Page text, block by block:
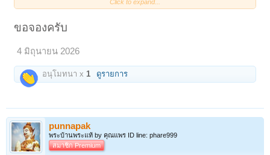
พระรอดมือโต ยุคต้น หลวงพ่อกวย วัดโฆ
พระเนื้อดิน หลวงพ่อท่านใช้มวลสาร
วิเศษ ตามสูตรของท่านเองในการดำเนิน
พิมพ์นี้จัดเป็นพระยุคแรกๆ ที่หลวงพ่อ
กวยสร้าง โดยหลวงพ่อนำดินจากบ่อน้ำ
Click to expand...
ขอจองครับ
4 มิถุนายน 2026
อนุโมทนา x1 ดูรายการ
punnapak
พระบ้านพระแท้ by คุณแพร ID line: phare999
สมาชิก Premium